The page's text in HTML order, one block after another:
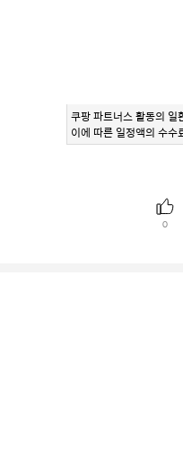
쿠팡 파트너스 활동의 일
이에 따른 일정액의 수수
0